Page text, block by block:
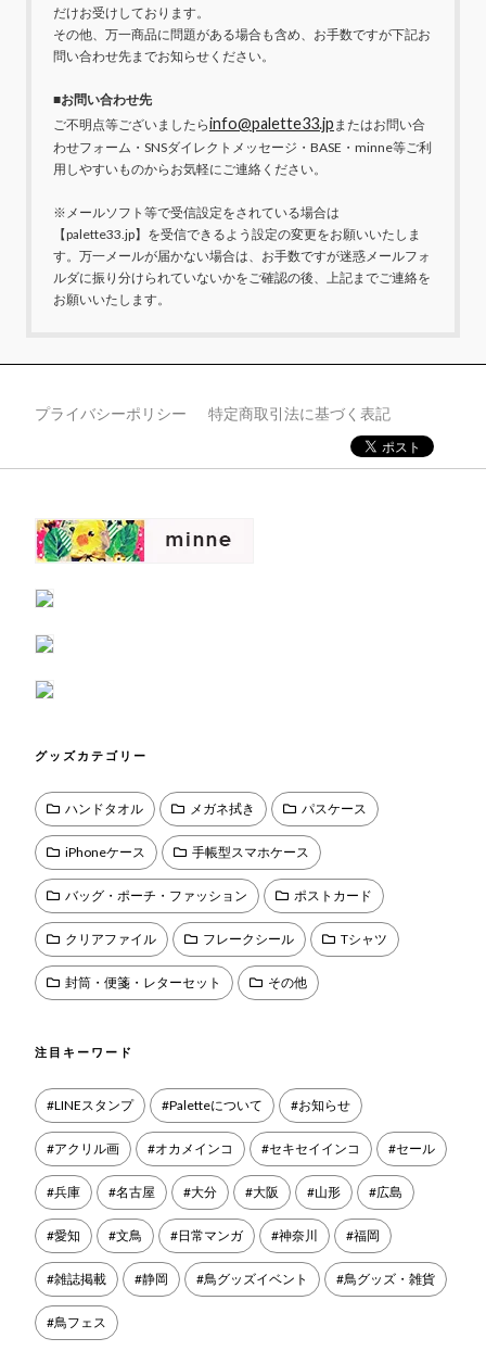
だけお受けしております。
その他、万一商品に問題がある場合も含め、お手数ですが下記お
問い合わせ先までお知らせください。
■お問い合わせ先
ご不明点等ございましたらinfo@palette33.jp またはお問い合
わせフォーム・SNSダイレクトメッセージ・BASE・minne等ご利
用しやすいものからお気軽にご連絡ください。
※メールソフト等で受信設定をされている場合は
【palette33.jp】を受信できるよう設定の変更をお願いいたしま
す。万一メールが届かない場合は、お手数ですが迷惑メールフォ
ルダに振り分けられていないかをご確認の後、上記までご連絡を
お願いいたします。
プライバシーポリシー 特定商取引法に基づく表記
グッズカテゴリー
ハンドタオル メガネ拭き パスケース
iPhoneケース 手帳型スマホケース
バッグ・ポーチ・ファッション ポストカード
クリアファイル フレークシール Tシャツ
封筒・便箋・レターセット その他
注目キーワード
LINEスタンプ Paletteについて お知らせ
アクリル画 オカメインコ セキセイインコ セール
兵庫 名古屋 大分 大阪 山形 広島
愛知 文鳥 日常マンガ 神奈川 福岡
雑誌掲載 静岡 鳥グッズイベント 鳥グッズ・雑貨
鳥フェス